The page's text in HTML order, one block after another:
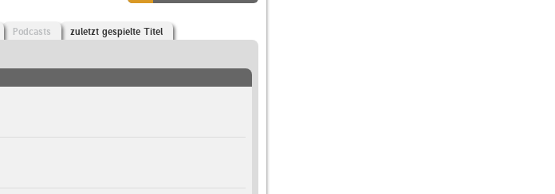
Podcasts zuletzt gespielte Titel